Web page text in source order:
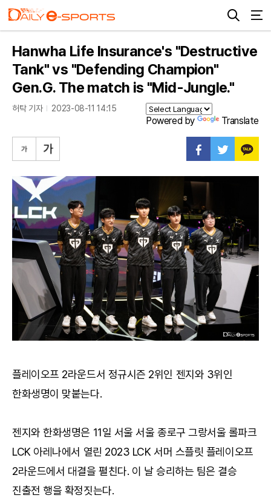
Hanwha Life Insurance's "Destructive
Tank" vs "Defending Champion"
Gen.G. The match is "Mid-Jungle."
허탁 기자 2023-08-11 14:15
Powered by Translate
플레이오프 2라운드서 정규시즌 2위인 젠지와 3위인
한화생명이 맞붙는다.
젠지와 한화생명은 11일 서울 서울 종로구 그랑서울 롤파크
LCK 아레나에서 열린 2023 LCK 서머 스플릿 플레이오프
2라운드에서 대결을 펼친다. 이 날 승리하는 팀은 결승
진출전 행을 확정짓는다.